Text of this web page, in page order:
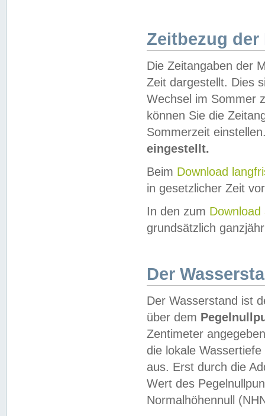
Zeitbezug der
Die Zeitangaben der
Zeit dargestellt. Dies
Wechsel im Sommer
können Sie die
Sommerzeit
eingestellt.
Beim Download
in gesetzlicher Zeit
In den zum Download
grundsätzlich
Der
Der Wasserstand ist
über dem
Zentimeter
die lokale
aus. Erst durch die
Wert des
Normalhöhennull